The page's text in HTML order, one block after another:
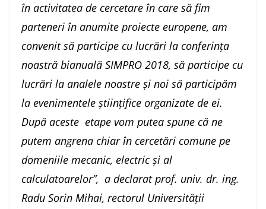
în activitatea de cercetare în care să fim
parteneri în anumite proiecte europene, am
convenit să participe cu lucrări la conferința
noastră bianuală SIMPRO 2018, să participe cu
lucrări la analele noastre și noi să participăm
la evenimentele științifice organizate de ei.
După aceste etape vom putea spune că ne
putem angrena chiar în cercetări comune pe
domeniile mecanic, electric și al
calculatoarelor”, a declarat prof. univ. dr. ing.
Radu Sorin Mihai, rectorul Universității